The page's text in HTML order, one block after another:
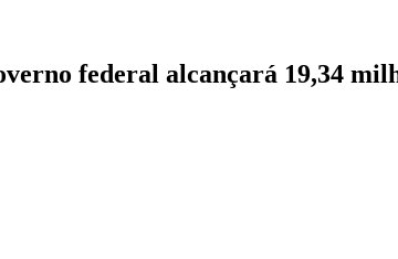
federal alcançará 19,34